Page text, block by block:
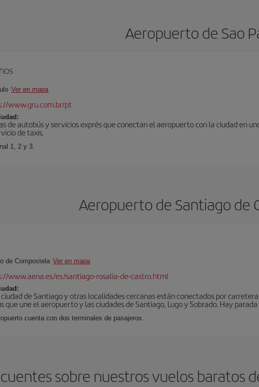
Aeropuerto de Sao
Ver en mapa
www.gru.com.br/pt
de autobús y servicios exprés que conectan el aeropuerto con la ciudad en
de taxis.
1, 2 y 3.
Aeropuerto de Santiago de
de Compostela Ver en mapa
www.aena.es/es/santiago-rosalia-de-castro.html
de Santiago y otras localidades cercanas están conectados por
que une el aeropuerto y las ciudades de Santiago, Lugo y Sobrado. Hay
cuenta con dos terminales de pasajeros.
sobre nuestros vuelos baratos